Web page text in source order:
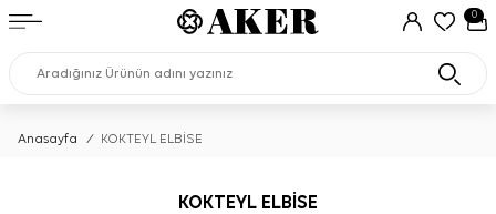
0
Anasayfa / KOKTEYL ELBİSE
KOKTEYL ELBİSE